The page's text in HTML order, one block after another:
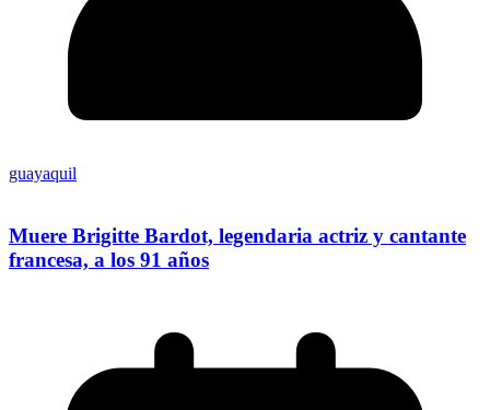
guayaquil
Muere Brigitte Bardot, legendaria actriz y cantante
francesa, a los 91 años